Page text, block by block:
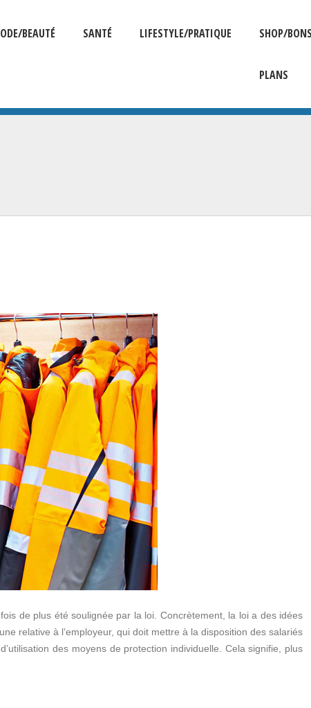
BEAUTÉ SANTÉ LIFESTYLE/PRATIQUE SHOP/
PLANS
de plus été soulignée par la loi. Concrètement, la loi a des idées
relative à l’employeur, qui doit mettre à la disposition des salariés
des moyens de protection individuelle. Cela signifie, plus